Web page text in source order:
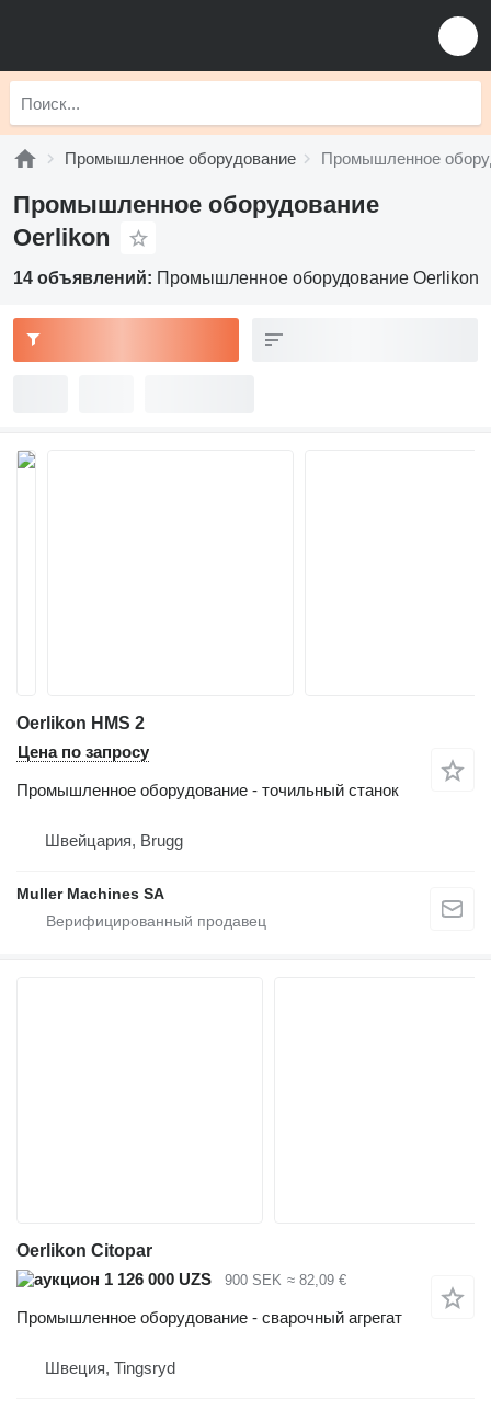
Промышленное оборудование Промышленное
Промышленное оборудование
Oerlikon
14 объявлений: Промышленное оборудование Oerlikon
Oerlikon HMS 2
Цена по запросу
Промышленное оборудование - точильный станок
Швейцария, Brugg
Muller Machines SA
Oerlikon Citopar
1 126 000 UZS
900 SEK ≈ 82,09 €
Промышленное оборудование - сварочный агрегат
Швеция, Tingsryd